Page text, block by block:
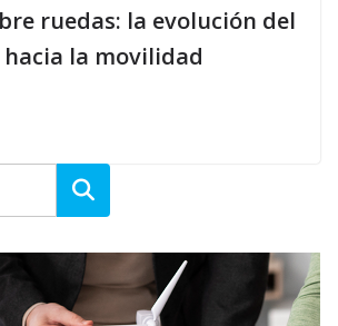
ruedas: la evolución del
la movilidad